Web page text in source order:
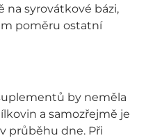
na syrovátkové bázi,
poměru ostatní
by neměla
a samozřejmě je
průběhu dne. Při